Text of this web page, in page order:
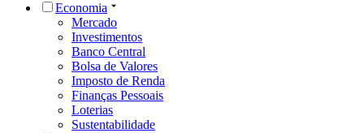
Economia
Mercado
Investimentos
Banco Central
Bolsa de Valores
Imposto de Renda
Finanças Pessoais
Loterias
Sustentabilidade